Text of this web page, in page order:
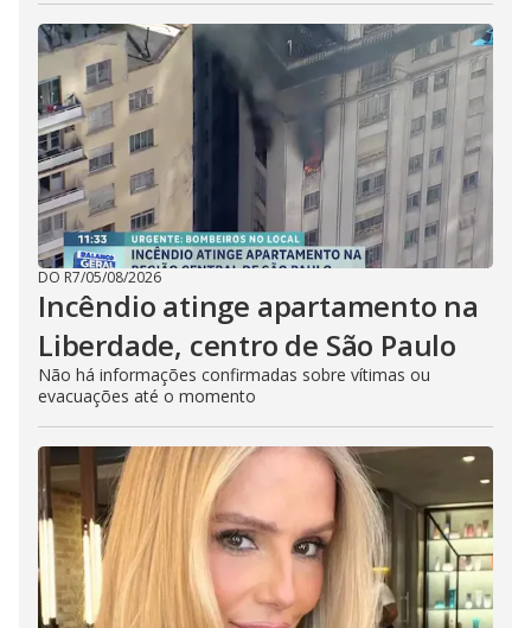
DO R7/05/08/2026
Incêndio atinge apartamento na
Liberdade, centro de São Paulo
Não há informações confirmadas sobre vítimas ou
evacuações até o momento